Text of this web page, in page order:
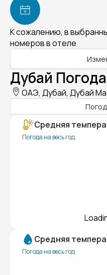
К сожалению, в
номеров в отеле
Дубай
ОАЭ, Дубай, Дубай
Средняя
Погода на весь год
Средняя
Погода на весь год